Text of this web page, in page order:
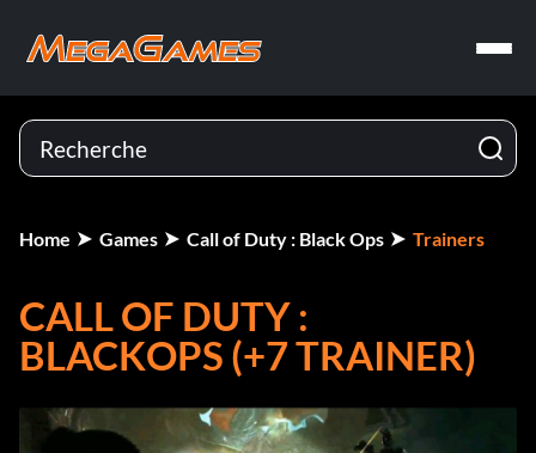
Home Games Call of Duty : Black Ops Trainers
CALL OF DUTY :
BLACKOPS (+7 TRAINER)